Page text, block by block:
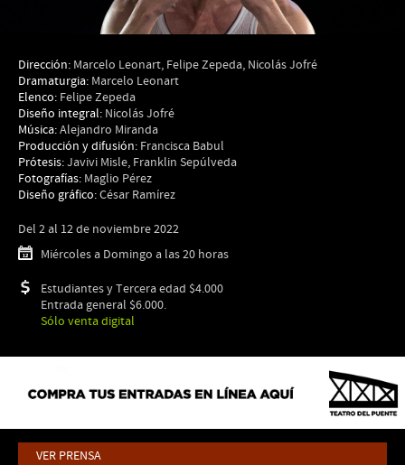
Dirección: Marcelo Leonart, Felipe Zepeda, Nicolás Jofré
Dramaturgia: Marcelo Leonart
Elenco: Felipe Zepeda
Diseño integral: Nicolás Jofré
Música:Alejandro Miranda
Producción y difusión: Francisca Babul
Prótesis:Javivi Misle, Franklin Sepúlveda
Fotografías: Maglio Pérez
Diseño gráfico:César Ramírez
Del 2 al 12 de noviembre 2022
Miércoles a Domingo a las 20 horas
Estudiantes y Tercera edad $4.000
Entrada general $6.000.
Sólo venta digital
VER PRENSA